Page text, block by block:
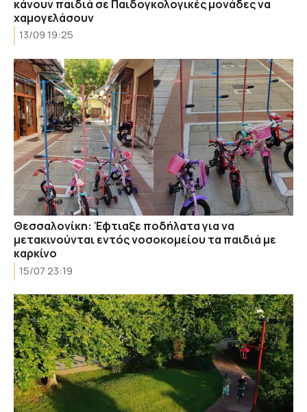
κάνουν παιδιά σε Παιδογκολογικές μονάδες να
χαμογελάσουν
13/09 19:25
Θεσσαλονίκη: Έφτιαξε ποδήλατα για να
μετακινούνται εντός νοσοκομείου τα παιδιά με
καρκίνο
15/07 23:19